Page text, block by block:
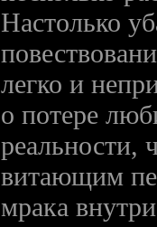
Настолько
легко и
о потере
реальности,
витающим
мрака